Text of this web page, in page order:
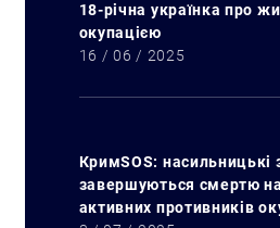
18-річна українка про
окупацією
16 / 06 / 2025
КримSOS: насильницькі
завершуються смертю
активних противників